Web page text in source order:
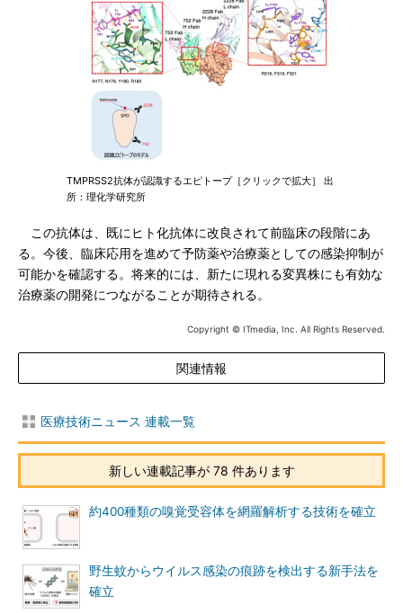
TMPRSS2抗体が認識するエピトープ［クリックで拡大］ 出
所：理化学研究所
この抗体は、既にヒト化抗体に改良されて前臨床の段階にあ
る。今後、臨床応用を進めて予防薬や治療薬としての感染抑制が
可能かを確認する。将来的には、新たに現れる変異株にも有効な
治療薬の開発につながることが期待される。
Copyright © ITmedia, Inc. All Rights Reserved.
関連情報
医療技術ニュース 連載一覧
新しい連載記事が 78 件あります
約400種類の嗅覚受容体を網羅解析する技術を確立
野生蚊からウイルス感染の痕跡を検出する新手法を
確立